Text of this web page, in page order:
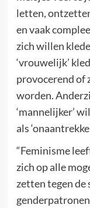
letten,
en vaak
zich willen
‘vrouwelijk’
provocerend of
worden.
‘mannelijker’
als
“Feminisme
zich op alle
zetten tegen